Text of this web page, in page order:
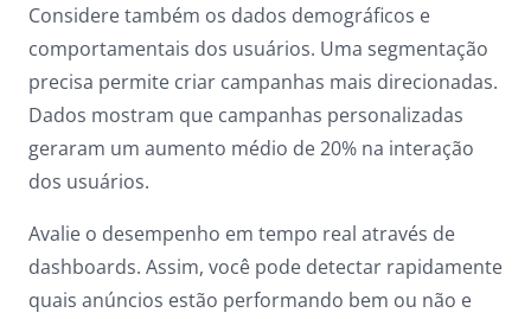
Considere também os dados demográficos e
comportamentais dos usuários. Uma segmentação
precisa permite criar campanhas mais direcionadas.
Dados mostram que campanhas personalizadas
geraram um aumento médio de 20% na interação
dos usuários.
Avalie o desempenho em tempo real através de
dashboards. Assim, você pode detectar rapidamente
quais anúncios estão performando bem ou não e